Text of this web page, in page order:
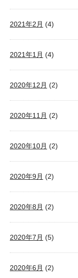
2021年2月 (4)
2021年1月 (4)
2020年12月 (2)
2020年11月 (2)
2020年10月 (2)
2020年9月 (2)
2020年8月 (2)
2020年7月 (5)
2020年6月 (2)